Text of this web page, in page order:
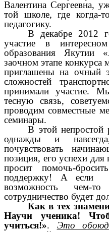
Валентина Сергеевна,
той школе, где когда-
педагогику.
В декабре 2012
участие в
образования
заочном этапе
приглашены на очный
сложностей
принимали участие.
тесную связь,
проводим совместные
семинары.
В этой непростой
однажды и
почувствовать
позиция, его успехи
просит помочь-
поддержку! А если
возможность чем-
сотрудничество будет
Как в тех
Научи ученика!
учиться!». Это